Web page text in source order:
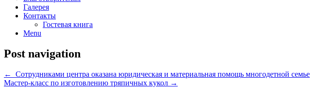
Галерея
Контакты
Гостевая книга
Menu
Post navigation
←
Сотрудниками центра оказана юридическая и материальная помощь многодетной семье
Мастер-класс по изготовлению тряпичных кукол →